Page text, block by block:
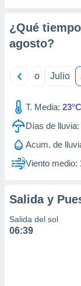
e
de
¿Qué
agosto?
Junio Julio
T. Media: 23°C
Días de lluvia:
Acum. de
Viento medio:
Salida y
Salida del sol
06:39